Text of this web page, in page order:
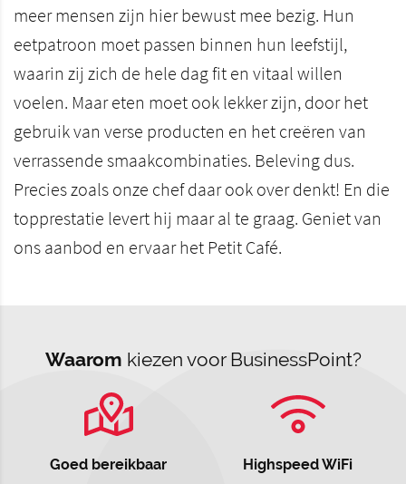
meer mensen zijn hier bewust mee bezig. Hun
eetpatroon moet passen binnen hun leefstijl,
waarin zij zich de hele dag fit en vitaal willen
voelen. Maar eten moet ook lekker zijn, door het
gebruik van verse producten en het creëren van
verrassende smaakcombinaties. Beleving dus.
Precies zoals onze chef daar ook over denkt! En die
topprestatie levert hij maar al te graag. Geniet van
ons aanbod en ervaar het Petit Café.
Waarom kiezen voor BusinessPoint?
Goed bereikbaar
Highspeed WiFi